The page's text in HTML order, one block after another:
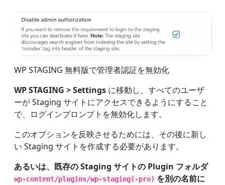
WP STAGING 無料版で管理者認証を無効化
WP STAGING > Settings に移動し、すべてのユーザ
ーが Staging サイトにアクセスできるようにすること
で、ログインプロンプトを無効化します。
このオプションを反映させるためには、その後に新し
い Staging サイトを作成する必要があります。
あるいは、既存の Staging サイトの Plugin フォルダ
wp-content/plugins/wp-staging(-pro) を別の名前に